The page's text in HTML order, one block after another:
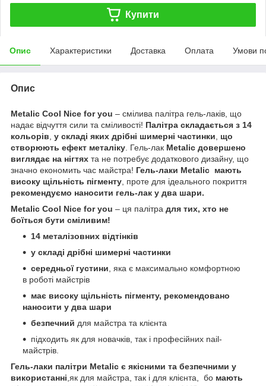
Купити
Опис Характеристики Доставка Оплата Умови
Опис
Metalic Cool Nice for you – смілива палітра гель-лаків, що
надає відчуття сили та сміливості! Палітра складається з 14
кольорів у складі яких дрібні шимерні частинки
що
створюють ефект металіку . Гель-лак Metalic довершено
виглядає на нігтях та не потребує додаткового дизайну, що
значно економить час майстра! Гель-лаки Metalic мають
високу щільність пігменту , проте для ідеального покриття
рекомендуємо наносити гель-лак у два шари.
Metalic Cool Nice for you – ця палітра для тих, хто не
боїться бути сміливим!
14 металізовних відтінків
у складі дрібні шимерні частинки
середньої густини , яка є максимально комфортною
в роботі майстрів
має високу щільність пігменту, рекомендовано
наносити у два шари
безпечний для майстра та клієнта
підходить як для новачків, так і професійних nail-
майстрів.
Гель-лаки палітри Metalic є якісними та безпечними у
використанні ,як для майстра, так і для клієнта, бо мають